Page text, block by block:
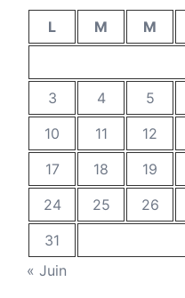
L M M
3
4 5
10
11 12
17
18 19
24
25 26
31
« Juin